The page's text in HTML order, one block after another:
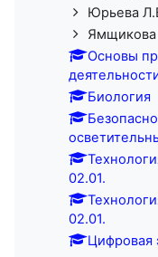
Юрьева
Основы
Биология
02.01.
02.01.
Цифровая